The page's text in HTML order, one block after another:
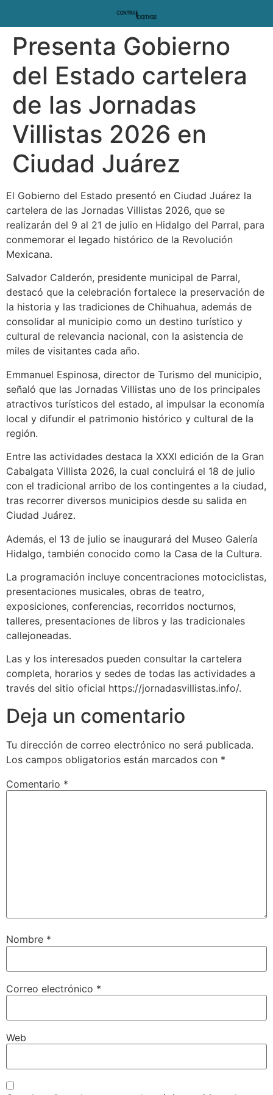
Presenta Gobierno
del Estado cartelera
de las Jornadas
Villistas 2026 en
Ciudad Juárez
El Gobierno del Estado presentó en Ciudad Juárez la
cartelera de las Jornadas Villistas 2026, que se
realizarán del 9 al 21 de julio en Hidalgo del Parral, para
conmemorar el legado histórico de la Revolución
Mexicana.
Salvador Calderón, presidente municipal de Parral,
destacó que la celebración fortalece la preservación de
la historia y las tradiciones de Chihuahua, además de
consolidar al municipio como un destino turístico y
cultural de relevancia nacional, con la asistencia de
miles de visitantes cada año.
Emmanuel Espinosa, director de Turismo del municipio,
señaló que las Jornadas Villistas uno de los principales
atractivos turísticos del estado, al impulsar la economía
local y difundir el patrimonio histórico y cultural de la
región.
Entre las actividades destaca la XXXI edición de la Gran
Cabalgata Villista 2026, la cual concluirá el 18 de julio
con el tradicional arribo de los contingentes a la ciudad,
tras recorrer diversos municipios desde su salida en
Ciudad Juárez.
Además, el 13 de julio se inaugurará del Museo Galería
Hidalgo, también conocido como la Casa de la Cultura.
La programación incluye concentraciones motociclistas,
presentaciones musicales, obras de teatro,
exposiciones, conferencias, recorridos nocturnos,
talleres, presentaciones de libros y las tradicionales
callejoneadas.
Las y los interesados pueden consultar la cartelera
completa, horarios y sedes de todas las actividades a
través del sitio oficial https://jornadasvillistas.info/.
Deja un comentario
Tu dirección de correo electrónico no será publicada.
Los campos obligatorios están marcados con *
Comentario *
Nombre *
Correo electrónico *
Web